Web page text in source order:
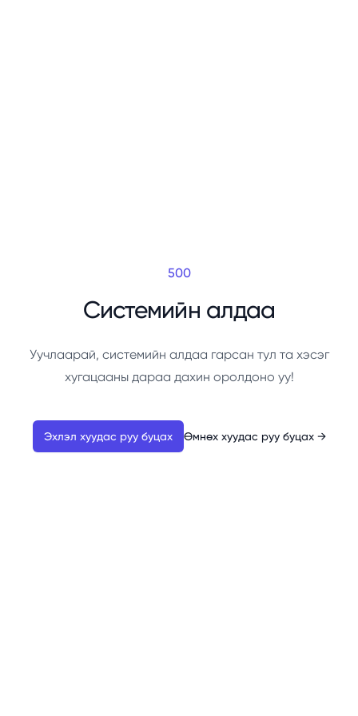
500
Системийн алдаа
Уучлаарай, системийн алдаа гарсан тул та хэсэг
хугацааны дараа дахин оролдоно уу!
Эхлэл хуудас руу буцах Өмнөх хуудас руу буцах →